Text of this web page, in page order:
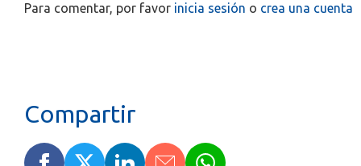
Para comentar, por favor inicia sesión o crea una cuenta